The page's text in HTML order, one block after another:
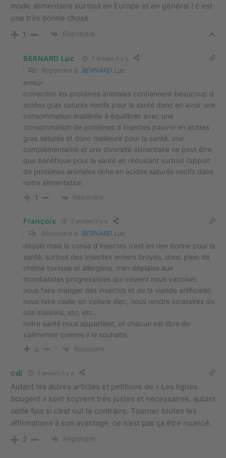
mode alimentaire surtout en Europe et en général ! c est
une très bonne chose
1 Répondre
BERNARD Luc 3 années il y a
Répondre à BERNARD Luc
erreur
correction les protéines animales contiennent beaucoup d
acides gras saturés nocifs pour la santé donc en avoir une
consommation modérée à équilibrer avec une
consommation de protéines d insectes pauvre en acides
gras saturés et donc meilleure pour la santé. une
complémentarité et une diversité alimentaire ne peut être
que bénéfique pour la santé en réduisant surtout l’apport
de protéines animales riche en acides saturés nocifs dans
notre alimentation
1 Répondre
François 3 années il y a
Répondre à BERNARD Luc
désolé mais la conso d’insectes n’est en rien bonne pour la
santé, surtout des insectes entiers broyés, donc plein de
chitine toxique et allergène, n’en déplaise aux
mondialistes progressistes qui veulent nous vacciner,
nous faire manger des insectes et de la viande artificielle,
nous faire rouler en voiture élec, nous rendre locataires de
nos maisons, etc, etc…
notre santé nous appartient, et chacun est libre de
s’alimenter comme il le souhaite.
0 Répondre
cdl 3 années il y a
Autant les autres articles et pétitions de « Les lignes
bougent » sont souvent très justes et nécessaires, autant
cette fois si c’est out le contraire. Tourner toutes les
affirmations à son avantage, ce n’est pas ça être nuancé.
2 Répondre